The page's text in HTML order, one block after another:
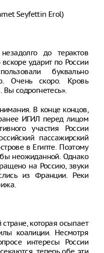
Seyfettin Erol)
до терактов
ударит по России
буквально
Очень скоро. Кровь
содрогнетесь».
В конце концов,
ИГИЛ перед лицом
участия России
пассажирский
в Египте. Поэтому
неожиданной. Однако
на Россию, звуки
из Франции. Реки
которая осыпает
коалиции. Несмотря
интересы России